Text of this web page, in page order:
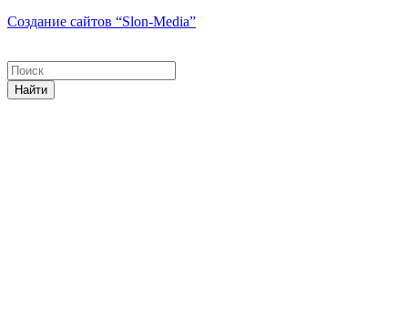
Создание сайтов “Slon-Media”
Найти